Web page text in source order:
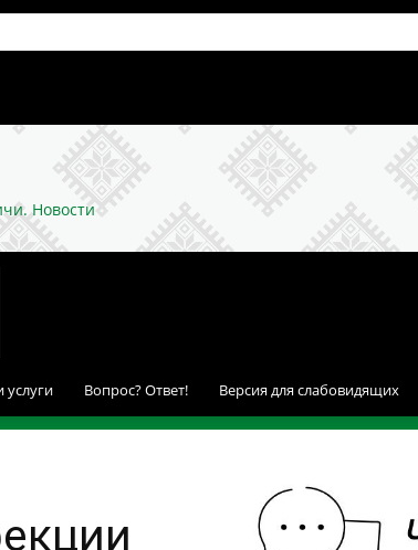
Новости
услуги Вопрос? Ответ! Версия для слабовидящих